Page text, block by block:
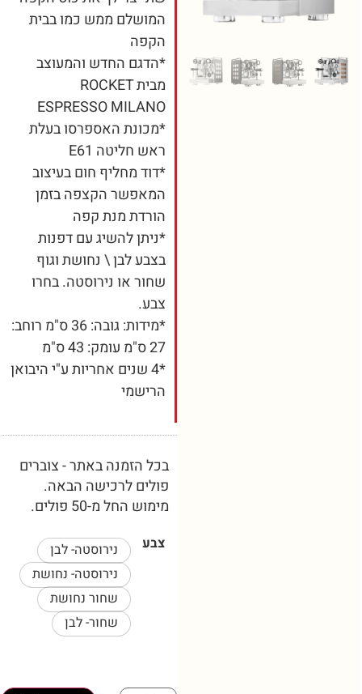
המושלם ממש כמו בבית
*הדגם החדש והמעוצב
מבית ROCKET
ESPRESSO MILANO
*מכונת האספרסו בעלת
ראש חליטה E61
*דוד מחליף חום בעיצוב
המאפשר הקצפה בזמן
הורדת מנת קפה
*ניתן להשיג עם דפנות
בצבע לבן \ נחושת וגוף
שחור או נירוסטה. בחרו
*מידות: גובה: 36 ס"מ רוחב:
*4 שנים אחריות ע"י היבואן
בכל הזמנה באתר - צוברים
פולים לרכישה הבאה.
מימוש החל מ-50 פולים.
נירוסטה- לבן
נירוסטה- נחושת
שחור נחושת
שחור- לבן